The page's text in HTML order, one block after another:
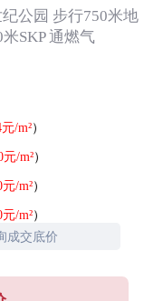
公园 步行750米地
SKP 通燃气
/m²）
元/m²）
/m²）
/m²）
成交底价